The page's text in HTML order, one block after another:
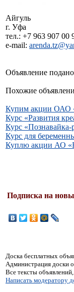
Айгуль
г. Уфа
тел.: +7 963 907 00
e-mail:
Объявление
Похожие
Купим акции ОАО
Курс «Развития
Курс «Познавайка-
Курс для
Куплю акции АО
Подписка на
Доска бесплатных
Администрация доски
Все тексты
Написать модератору